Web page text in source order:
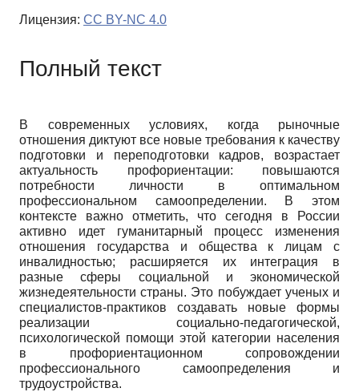
Лицензия: CC BY-NC 4.0
Полный текст
В современных условиях, когда рыночные
отношения диктуют все новые требования к качеству
подготовки и переподготовки кадров, возрастает
актуальность профориентации: повышаются
потребности личности в оптимальном
профессиональном самоопределении. В этом
контексте важно отметить, что сегодня в России
активно идет гуманитарный процесс изменения
отношения государства и общества к лицам с
инвалидностью; расширяется их интеграция в
разные сферы социальной и экономической
жизнедеятельности страны. Это побуждает ученых и
специалистов-практиков создавать новые формы
реализации социально-педагогической,
психологической помощи этой категории населения
в профориентационном сопровождении
профессионального самоопределения и
трудоустройства.